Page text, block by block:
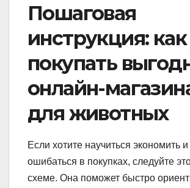
Пошаговая
инструкция: как
покупать
онлайн-
для животных
Если хотите научиться экономить
ошибаться в покупках, следуйте
схеме. Она поможет быстро